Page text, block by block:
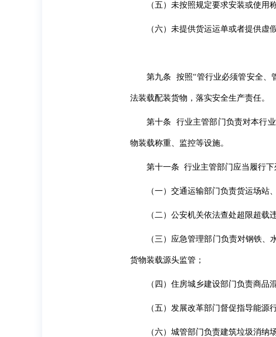
（五）未按照规定要求安装或使用
（六）未提供货运运单或者提供虚
第九条 按照“管行业必须管安全、
法装载配装货物，落实安全生产责任。
第十条 行业主管部门负责对本行
物装载称重、监控等设施。
第十一条 行业主管部门应当履行下
（一）交通运输部门负责货运场站
（二）公安机关依法查处超限超载
（三）应急管理部门负责对钢铁
货物装载源头监管；
（四）住房城乡建设部门负责商品
（五）发展改革部门督促指导能
（六）城管部门负责建筑垃圾消纳